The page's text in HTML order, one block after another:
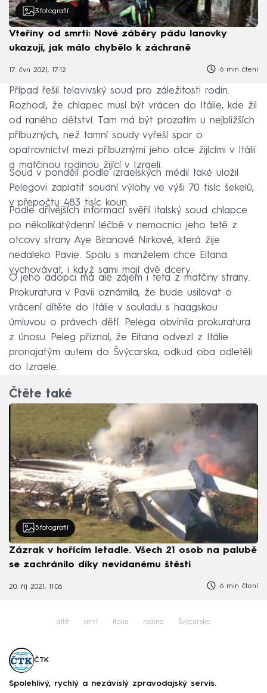
3 fotografií
Vteřiny od smrti: Nové záběry pádu lanovky
ukazují, jak málo chybělo k záchraně
17. čvn 2021, 17:12 6 min čtení
Případ řešil telavivský soud pro záležitosti rodin.
Rozhodl, že chlapec musí být vrácen do Itálie, kde žil
od raného dětství. Tam má být prozatím u nejbližších
příbuzných, než tamní soudy vyřeší spor o
opatrovnictví mezi příbuznými jeho otce žijícími v Itálii
a matčinou rodinou žijící v Izraeli.
Soud v pondělí podle izraelských médií také uložil
Pelegovi zaplatit soudní výlohy ve výši 70 tisíc šekelů,
v přepočtu 483 tisíc koun.
Podle dřívějších informací svěřil italský soud chlapce
po několikatýdenní léčbě v nemocnici jeho tetě z
otcovy strany Aye Biranové Nirkové, která žije
nedaleko Pavie. Spolu s manželem chce Eitana
vychovávat, i když sami mají dvě dcery.
O jeho adopci má ale zájem i teta z matčiny strany.
Prokuratura v Pavii oznámila, že bude usilovat o
vrácení dítěte do Itálie v souladu s haagskou
úmluvou o právech dětí. Pelega obvinila prokuratura
z únosu. Peleg přiznal, že Eitana odvezl z Itálie
pronajatým autem do Švýcarska, odkud oba odletěli
do Izraele.
Čtěte také
5 fotografií
Zázrak v hořícím letadle. Všech 21 osob na palubě
se zachránilo díky nevídanému štěstí
20. říj 2021, 11:06 6 min čtení
dítě smrt Itálie rodina Švýcarsko
ČTK
Spolehlivý, rychlý a nezávislý zpravodajský servis.